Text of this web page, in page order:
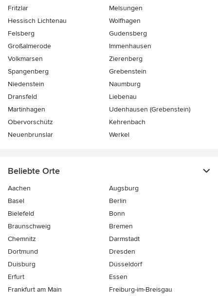
Fritzlar
Melsungen
Hessisch Lichtenau
Wolfhagen
Felsberg
Gudensberg
Großalmerode
Immenhausen
Volkmarsen
Zierenberg
Spangenberg
Grebenstein
Niedenstein
Naumburg
Dransfeld
Liebenau
Martinhagen
Udenhausen (Grebenstein)
Obervorschütz
Kehrenbach
Neuenbrunslar
Werkel
Beliebte Orte
Aachen
Augsburg
Basel
Berlin
Bielefeld
Bonn
Braunschweig
Bremen
Chemnitz
Darmstadt
Dortmund
Dresden
Duisburg
Düsseldorf
Erfurt
Essen
Frankfurt am Main
Freiburg-im-Breisgau